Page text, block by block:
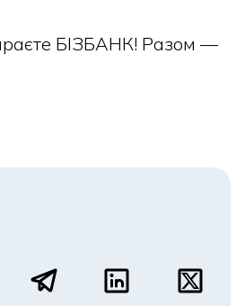
БІЗБАНК! Разом —